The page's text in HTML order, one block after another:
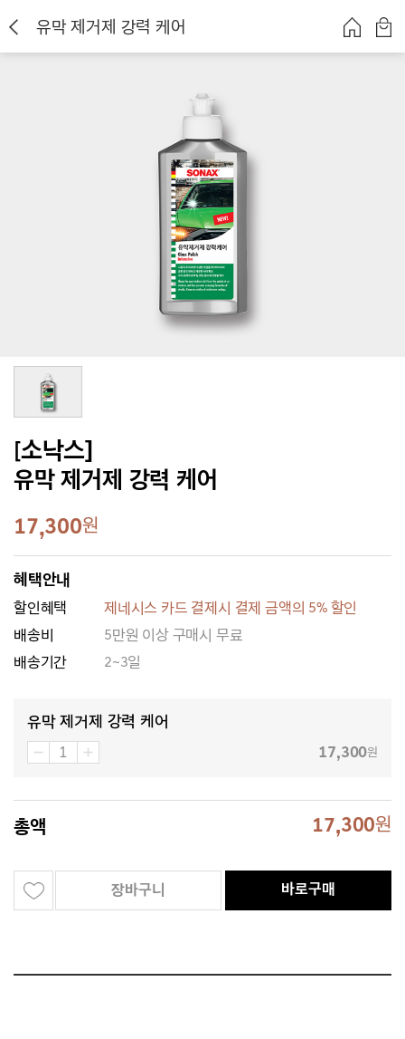
유막 제거제 강력 케어
[소낙스]
유막 제거제 강력 케어
17,300원
혜택안내
할인혜택
제네시스 카드 결제시 결제 금액의 5% 할인
배송비
5만원 이상 구매시 무료
배송기간
2~3일
유막 제거제 강력 케어
17,300원
총액 17,300원
장바구니 바로구매